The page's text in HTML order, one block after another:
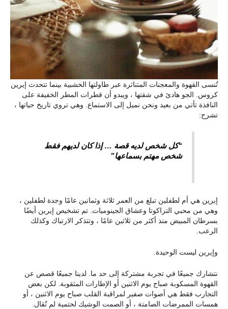
تُنسى القهوة والمعجنات المتناثرة عبر طاولتها الخشبية بينما تتحدث إيرين
كروس. الجو هادئ في شقتها ، ويبدو أن قطرات المطر الخفيفة على
النافذة تأتي من بعيد ونحن نميل إلى الاستماع. وهي تروي تاريخ حياتها ،
تشرح:
“كل شخص لديه قصة … إذا كان لديهم فقط
شخص مهتم بسماعها”
إيرين هي أم لطفلين تبلغ من العمر ثلاثة وثمانين عامًا وجدة لطفلين ،
وهي من محبي التراكوتا وعشاق الجينوميات. تم تشخيص إيرين أيضًا
بسرطان المبيض منذ أكثر من ثلاثين عامًا ، وتتذكر الارتباك وكذلك
الرعب.
وإيرين ليست الوحيدة.
نتشارك جميعًا في تجربة مشتركة إلى حد ما. لدينا جميعًا قصص عن
القهوة المسكوبة صباح يوم الاثنين أو الإطارات المثقوبة. لكن بعض
التجارب فقط هي أصوات صفير لمراقبة القلب صباح يوم الاثنين ، أو
همسات الممرضات الصامتة ، أو الصمت الوشيك لحتمية لم تُقال.